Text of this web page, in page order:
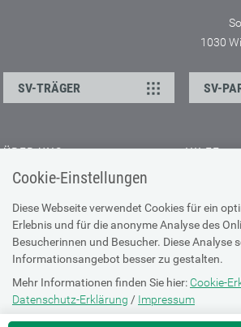
Cookie-Einstellungen
Diese Webseite verwendet Cookies für ein
Erlebnis und für die anonyme Analyse des
Besucherinnen und Besucher. Diese Analyse
Informationsangebot besser zu gestalten.
Mehr Informationen finden Sie hier: Cookie-
Datenschutz-Erklärung / Impressum
Die Einstellung können Sie jederzeit auf der
1030
SV-TRÄGER SV-
ÜBER UNS
Kontakt
Offene Stellen
Presse
HILFE
Browser-
Hilfe zur
DATENSCHUTZ
Cookie-Erklärung